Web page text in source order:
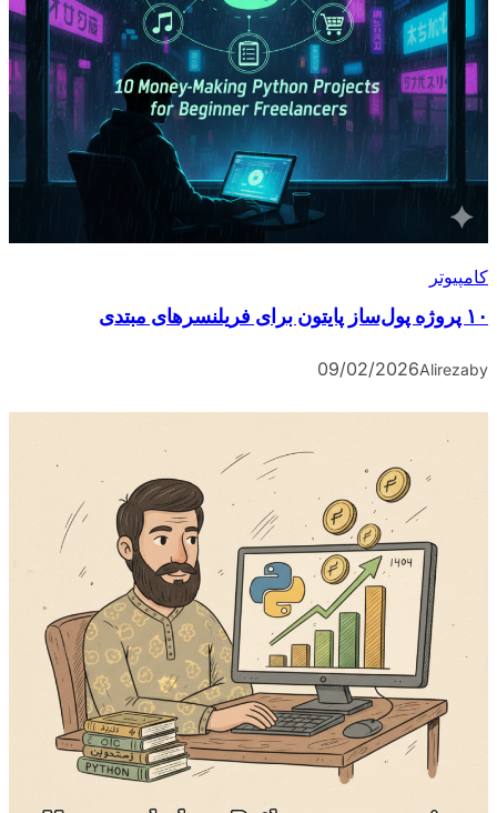
کامپیوتر
۱۰ پروژه پول‌ساز پایتون برای فریلنسرهای مبتدی
by
Alireza
09/02/2026